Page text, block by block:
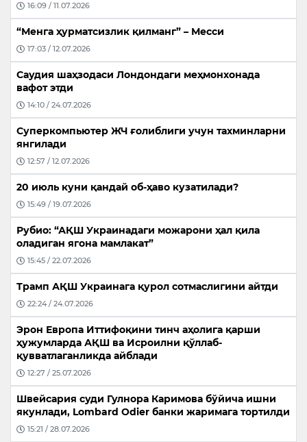
16:09 / 11.07.2026
“Менга ҳурматсизлик қилманг” – Месси
17:03 / 12.07.2026
Саудия шаҳзодаси Лондондаги меҳмонхонада
вафот этди
14:10 / 24.07.2026
Суперкомпьютер ЖЧ ғолиблиги учун тахминларни
янгилади
12:57 / 12.07.2026
20 июль куни қандай об-ҳаво кузатилади?
15:49 / 19.07.2026
Рубио: “АҚШ Украинадаги можарони ҳал қила
оладиган ягона мамлакат”
15:45 / 22.07.2026
Трамп АҚШ Украинага қурол сотмаслигини айтди
22:24 / 24.07.2026
Эрон Европа Иттифоқини тинч аҳолига қарши
ҳужумларда АҚШ ва Исроилни қўллаб-
қувватлаганликда айблади
12:27 / 25.07.2026
Швейсария суди Гулнора Каримова бўйича ишни
якунлади, Lombard Odier банки жаримага тортилди
15:21 / 28.07.2026